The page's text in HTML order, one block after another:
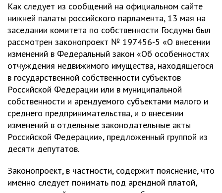
Как следует из сообщений на официальном сайте
нижней палаты российского парламента, 13 мая на
заседании комитета по собственности Госдумы был
рассмотрен законопроект № 197456-5 «О внесении
изменений в Федеральный закон «Об особенностях
отчуждения недвижимого имущества, находящегося
в государственной собственности субъектов
Российской Федерации или в муниципальной
собственности и арендуемого субъектами малого и
среднего предпринимательства, и о внесении
изменений в отдельные законодательные акты
Российской Федерации», предложенный группой из
десяти депутатов.
Законопроект, в частности, содержит пояснение, что
именно следует понимать под арендной платой,